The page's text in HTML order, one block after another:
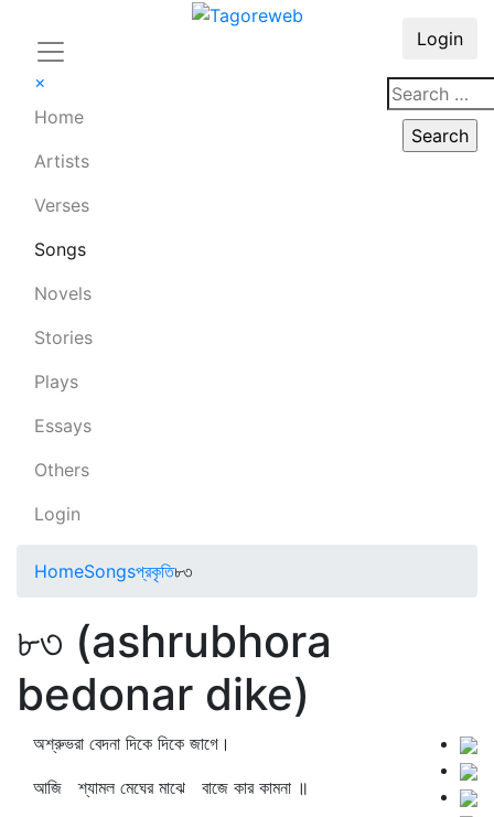
×
Home
Artists
Verses
Songs
Novels
Stories
Plays
Essays
Others
Login
Login
HomeSongsপ্রকৃতি৮৩
৮৩ (ashrubhora
bedonar dike)
অশ্রুভরা বেদনা দিকে দিকে জাগে।
আজি শ্যামল মেঘের মাঝে বাজে কার কামনা ॥